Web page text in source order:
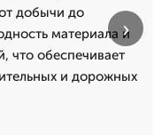
добычи до
материала и
что обеспечивает
и дорожных
›